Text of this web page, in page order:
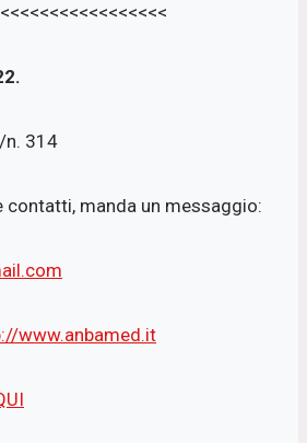
n. 314
contatti, manda un messaggio:
www.anbamed.it